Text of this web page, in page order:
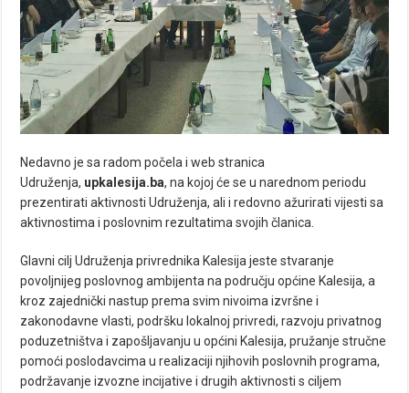
Nedavno je sa radom počela i web stranica
Udruženja, upkalesija.ba, na kojoj će se u narednom periodu
prezentirati aktivnosti Udruženja, ali i redovno ažurirati vijesti sa
aktivnostima i poslovnim rezultatima svojih članica.
Glavni cilj Udruženja privrednika Kalesija jeste stvaranje
povoljnijeg poslovnog ambijenta na području općine Kalesija, a
kroz zajednički nastup prema svim nivoima izvršne i
zakonodavne vlasti, podršku lokalnoj privredi, razvoju privatnog
poduzetništva i zapošljavanju u općini Kalesija, pružanje stručne
pomoći poslodavcima u realizaciji njihovih poslovnih programa,
podržavanje izvozne incijative i drugih aktivnosti s ciljem